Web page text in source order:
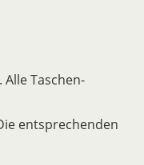
Taschen-
entsprechenden